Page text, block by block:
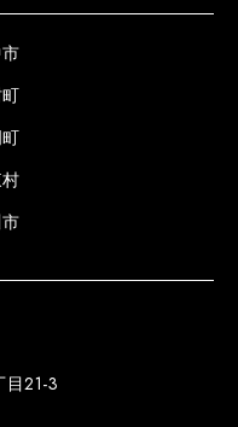
21-3